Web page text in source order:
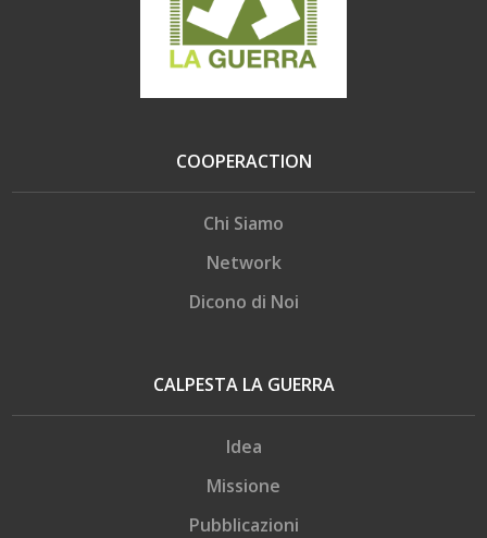
COOPERACTION
Chi Siamo
Network
Dicono di Noi
CALPESTA LA GUERRA
Idea
Missione
Pubblicazioni